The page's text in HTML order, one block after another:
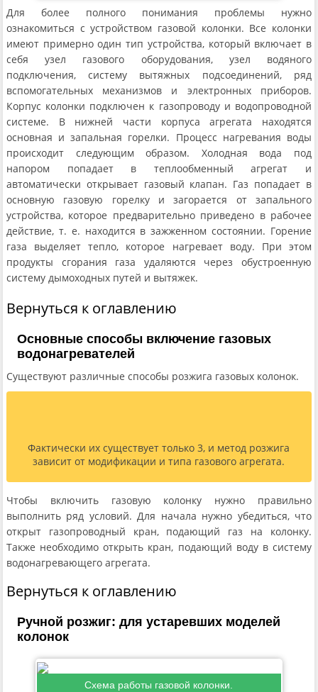
Для более полного понимания проблемы нужно
ознакомиться с устройством газовой колонки. Все колонки
имеют примерно один тип устройства, который включает в
себя узел газового оборудования, узел водяного
подключения, систему вытяжных подсоединений, ряд
вспомогательных механизмов и электронных приборов.
Корпус колонки подключен к газопроводу и водопроводной
системе. В нижней части корпуса агрегата находятся
основная и запальная горелки. Процесс нагревания воды
происходит следующим образом. Холодная вода под
напором попадает в теплообменный агрегат и
автоматически открывает газовый клапан. Газ попадает в
основную газовую горелку и загорается от запального
устройства, которое предварительно приведено в рабочее
действие, т. е. находится в зажженном состоянии. Горение
газа выделяет тепло, которое нагревает воду. При этом
продукты сгорания газа удаляются через обустроенную
систему дымоходных путей и вытяжек.
Вернуться к оглавлению
Основные способы включение газовых
водонагревателей
Существуют различные способы розжига газовых колонок.
Фактически их существует только 3, и метод розжига
зависит от модификации и типа газового агрегата.
Чтобы включить газовую колонку нужно правильно
выполнить ряд условий. Для начала нужно убедиться, что
открыт газопроводный кран, подающий газ на колонку.
Также необходимо открыть кран, подающий воду в систему
водонагревающего агрегата.
Вернуться к оглавлению
Ручной розжиг: для устаревших моделей
колонок
Схема работы газовой колонки.